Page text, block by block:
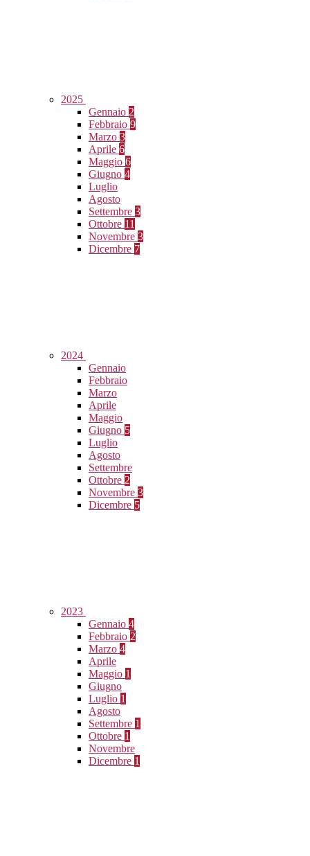
2025
Gennaio 2
Febbraio 9
Marzo 3
Aprile 6
Maggio 6
Giugno 4
Luglio
Agosto
Settembre 3
Ottobre 11
Novembre 3
Dicembre 7
2024
Gennaio
Febbraio
Marzo
Aprile
Maggio
Giugno 5
Luglio
Agosto
Settembre
Ottobre 2
Novembre 3
Dicembre 5
2023
Gennaio 4
Febbraio 2
Marzo 4
Aprile
Maggio 1
Giugno
Luglio 1
Agosto
Settembre 1
Ottobre 1
Novembre
Dicembre 1